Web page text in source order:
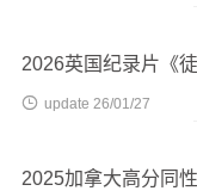
2026英国纪录片《
 update 26/01/27
2025加拿大高分同